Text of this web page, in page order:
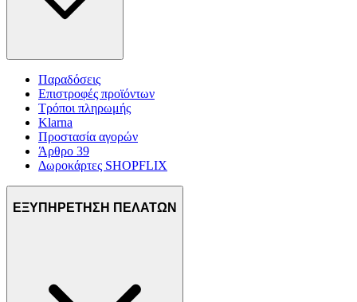
Παραδόσεις
Επιστροφές προϊόντων
Τρόποι πληρωμής
Klarna
Προστασία αγορών
Άρθρο 39
Δωροκάρτες SHOPFLIX
ΕΞΥΠΗΡΕΤΗΣΗ ΠΕΛΑΤΩΝ